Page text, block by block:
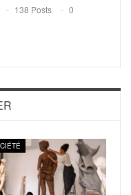
138 Posts
0